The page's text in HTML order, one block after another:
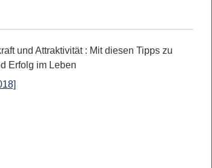
und Attraktivität : Mit diesen Tipps zu
Erfolg im Leben